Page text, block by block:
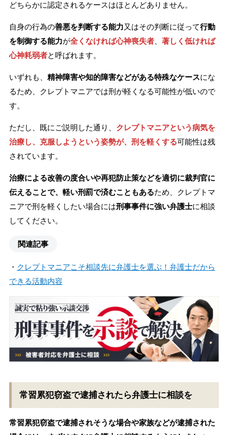
どちらかに認定されるケースはほとんどありません。
自身の行為の善悪を判断する能力又はその判断に従って行動
を制御する能力が全くなければ心神喪失者、 著しく低ければ
心神耗弱者と呼ばれます。
いずれも、 精神障害や知的障害などがある特殊なケースにな
るため、クレプトマニアでは刑が軽くなる可能性が低いので
す。
ただし、既にご説明した通り、 クレプトマニアという病気を
治療し、克服しようという姿勢が、刑を軽くする可能性は残
されています。
治療による改善の度合いや再犯防止策などを適切に裁判官に
伝えることで、軽い刑罰で済むこともあるため、クレプトマ
ニアで刑を軽くしたい場合には刑事事件に強い弁護士に相談
してください。
関連記事
・ クレプトマニアこそ相談先に弁護士を選ぶ！弁護士だから
できる活動内容
常習累犯窃盗で逮捕されたら弁護士に相談を
常習累犯窃盗で逮捕されそうな場合や家族などが逮捕された